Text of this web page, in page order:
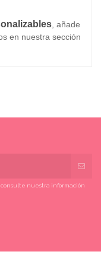
, añade
en nuestra sección
nuestra información